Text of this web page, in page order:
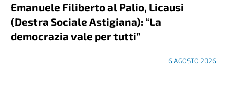
Emanuele Filiberto al Palio, Licausi
(Destra Sociale Astigiana): “La
democrazia vale per tutti”
6 AGOSTO 2026